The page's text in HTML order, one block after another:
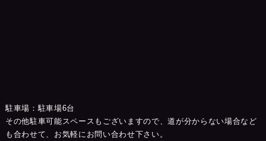
駐車場：駐車場6台
その他駐車可能スペースもございますので、道が分からない場合など
も合わせて、お気軽にお問い合わせ下さい。